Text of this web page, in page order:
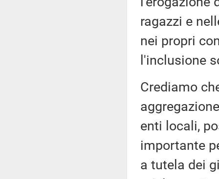
ragazzi e
nei propri
l'inclusione
Crediamo
enti locali,
importante
a tutela dei